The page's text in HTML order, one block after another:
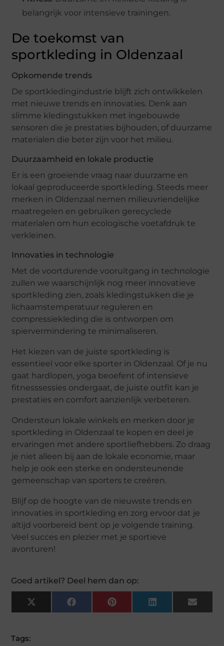
belangrijk voor intensieve trainingen.
De toekomst van
sportkleding in Oldenzaal
Opkomende trends
De sportkledingindustrie blijft zich ontwikkelen
met nieuwe trends en innovaties. Denk aan
slimme kledingstukken met ingebouwde
sensoren die je prestaties bijhouden, of duurzame
materialen die beter zijn voor het milieu.
Duurzaamheid en lokale productie
Er is een groeiende vraag naar duurzame en
lokaal geproduceerde sportkleding. Steeds meer
merken in Oldenzaal nemen milieuvriendelijke
maatregelen en gebruiken gerecyclede
materialen om hun ecologische voetafdruk te
verkleinen.
Innovaties in technologie
Met de voortdurende vooruitgang in technologie
zullen we waarschijnlijk nog meer innovatieve
sportkleding zien, zoals kledingstukken die je
lichaamstemperatuur reguleren en
compressiekleding die is ontworpen om
spiervermindering te minimaliseren.
Het kiezen van de juiste sportkleding is
essentieel voor elke sporter in Oldenzaal. Of je nu
gaat hardlopen, yoga beoefent of intensieve
fitnesssessies ondergaat, de juiste outfit kan je
prestaties en comfort aanzienlijk verbeteren.
Ondersteun lokale winkels en merken door je
sportkleding in Oldenzaal te kopen en deel je
ervaringen met andere sportliefhebbers. Zo draag
je niet alleen bij aan de lokale economie, maar
help je ook een sterke en ondersteunende
gemeenschap van sporters te creëren.
Blijf op de hoogte van de nieuwste trends en
innovaties in sportkleding en zorg ervoor dat je
altijd voorbereid bent op je volgende training.
Veel succes en plezier met je sportieve
avonturen!
Goed artikel? Deel hem dan op:
X
(
F
A
P
I
L
I
E
M
Tags: